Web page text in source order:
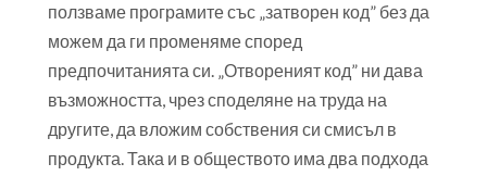
ползваме програмите със „затворен код” без да
можем да ги променяме според
предпочитанията си. „Отвореният код” ни дава
възможността, чрез споделяне на труда на
другите, да вложим собствения си смисъл в
продукта. Така и в обществото има два подхода